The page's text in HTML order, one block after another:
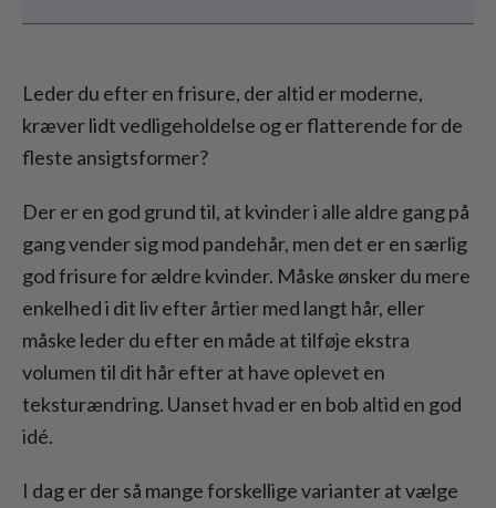
Bob med pandehår til ældre damer
Konklusion - Klassisk bob-frisure til modne
kvinder
Leder du efter en frisure, der altid er moderne,
kræver lidt vedligeholdelse og er flatterende for de
fleste ansigtsformer?
Der er en god grund til, at kvinder i alle aldre gang på
gang vender sig mod pandehår, men det er en særlig
god frisure for ældre kvinder. Måske ønsker du mere
enkelhed i dit liv efter årtier med langt hår, eller
måske leder du efter en måde at tilføje ekstra
volumen til dit hår efter at have oplevet en
teksturændring. Uanset hvad er en bob altid en god
idé.
I dag er der så mange forskellige varianter at vælge